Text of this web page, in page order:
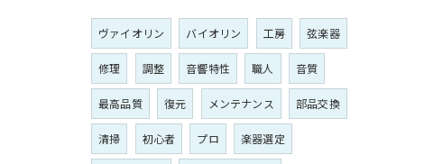
ヴァイオリン バイオリン 工房 弦楽器
修理 調整 音響特性 職人 音質
最高品質 復元 メンテナンス 部品交換
清掃 初心者 プロ 楽器選定